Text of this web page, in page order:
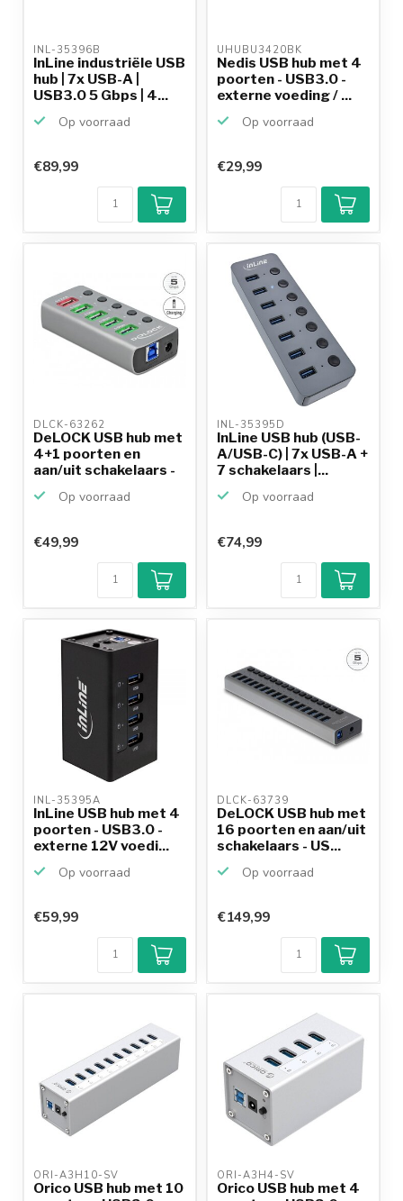
INL-35396B
InLine industriële USB
hub | 7x USB-A |
USB3.0 5 Gbps | 4...
Op voorraad
€89,99
UHUBU3420BK
Nedis USB hub met 4
poorten - USB3.0 -
externe voeding / ...
Op voorraad
€29,99
DLCK-63262
DeLOCK USB hub met
4+1 poorten en
aan/uit schakelaars -
Op voorraad
€49,99
INL-35395D
InLine USB hub (USB-
A/USB-C) | 7x USB-A +
7 schakelaars |...
Op voorraad
€74,99
INL-35395A
InLine USB hub met 4
poorten - USB3.0 -
externe 12V voedi...
Op voorraad
€59,99
DLCK-63739
DeLOCK USB hub met
16 poorten en aan/uit
schakelaars - US...
Op voorraad
€149,99
ORI-A3H10-SV
Orico USB hub met 10
ORI-A3H4-SV
Orico USB hub met 4